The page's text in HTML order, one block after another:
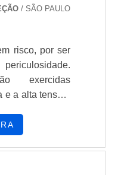
/ SÃO PAULO
risco, por ser
exercidas
a alta tensão,
suas
NR10 risco